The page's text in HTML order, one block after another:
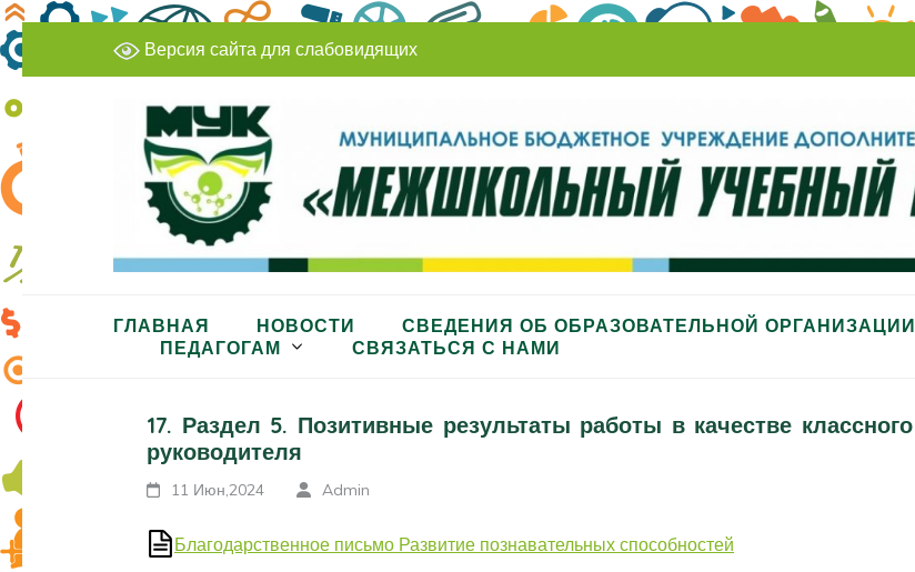
Перейти
к
Enter)
Версия сайта для слабовидящих
ГЛАВНАЯ НОВОСТИ СВЕДЕНИЯ ОБ ОБРАЗОВАТЕЛЬНОЙ ОРГАНИЗАЦИИ
ПЕДАГОГАМ
СВЯЗАТЬСЯ С НАМИ
17. Раздел 5. Позитивные результаты работы в качестве классного
руководителя
11 Июн,2024 Admin
Благодарственное письмо Развитие познавательных способностей